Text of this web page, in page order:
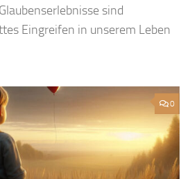
sind
Eingreifen in unserem Leben
0